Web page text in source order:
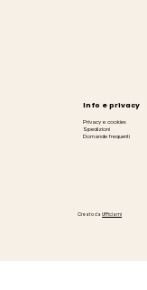
Info e privacy
Privacy e cookies
Spedizioni
Domande frequenti
Creato da Ufficiami